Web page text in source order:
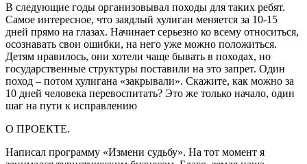
В следующие годы организовывал походы для таких ребят.
Самое интересное, что заядлый хулиган меняется за 10-15
дней прямо на глазах. Начинает серьезно ко всему относиться,
осознавать свои ошибки, на него уже можно положиться.
Детям нравилось, они хотели чаще бывать в походах, но
государственные структуры поставили на это запрет. Один
поход – потом хулигана «закрывали». Скажите, как можно за
10 дней человека перевоспитать? Это же только начало, один
шаг на пути к исправлению
О ПРОЕКТЕ.
Написал программу «Измени судьбу». На тот момент я